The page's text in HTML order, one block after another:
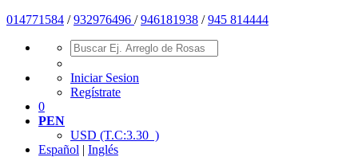
014771584 /932976496 /946181938 /945 814444
Iniciar Sesion
Regístrate
0
PEN
USD (T.C:3.30 )
Español | Inglés